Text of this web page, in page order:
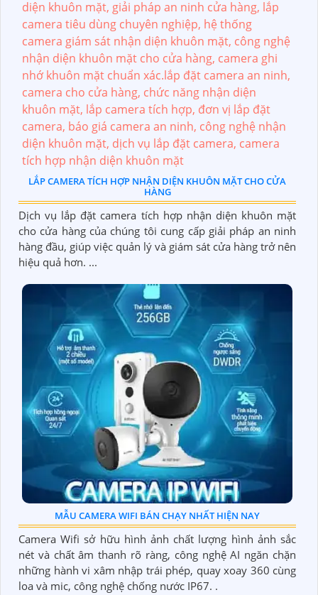
LẮP CAMERA TÍCH HỢP NHẬN DIỆN KHUÔN MẶT CHO CỬA
HÀNG
Dịch vụ lắp đặt camera tích hợp nhận diện khuôn mặt
cho cửa hàng của chúng tôi cung cấp giải pháp an ninh
hàng đầu, giúp việc quản lý và giám sát cửa hàng trở nên
hiệu quả hơn. ...
MẪU CAMERA WIFI BÁN CHẠY NHẤT HIỆN NAY
Camera Wifi sở hữu hình ảnh chất lượng hình ảnh sắc
nét và chất âm thanh rõ ràng, công nghệ AI ngăn chặn
những hành vi xâm nhập trái phép, quay xoay 360 cùng
loa và mic, công nghệ chống nước IP67. .